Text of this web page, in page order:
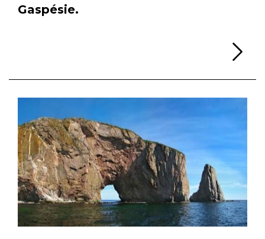
Gaspésie.